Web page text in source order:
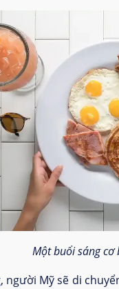
Một buổi sáng cơ
người Mỹ sẽ di